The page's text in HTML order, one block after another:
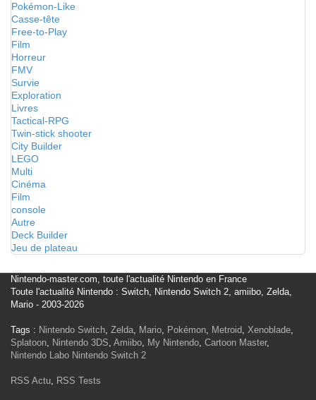
Pokémon-Like
Casse-tête
Free-to-Play
Film
Horreur
FMV
Survie
Exploration
Livres
Tactical-RPG
Twin-stick shooter
City Builder
LEGO
Multi
Cinéma
Film
console
Autre
Deck Builder
Jeu de plateau
Nintendo-master.com, toute l'actualité Nintendo en France
Toute l'actualité Nintendo : Switch, Nintendo Switch 2, amiibo, Zelda,
Mario - 2003-2026
Tags : Nintendo Switch, Zelda, Mario, Pokémon, Metroid, Xenoblade,
Splatoon, Nintendo 3DS, Amiibo, My Nintendo, Cartoon Master,
Nintendo Labo Nintendo Switch 2
RSS Actu, RSS Tests